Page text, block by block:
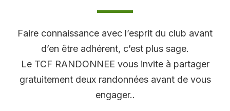
Faire connaissance avec l’esprit du club avant
d’en être adhérent, c’est plus sage.
Le TCF RANDONNEE vous invite à partager
gratuitement deux randonnées avant de vous
engager..